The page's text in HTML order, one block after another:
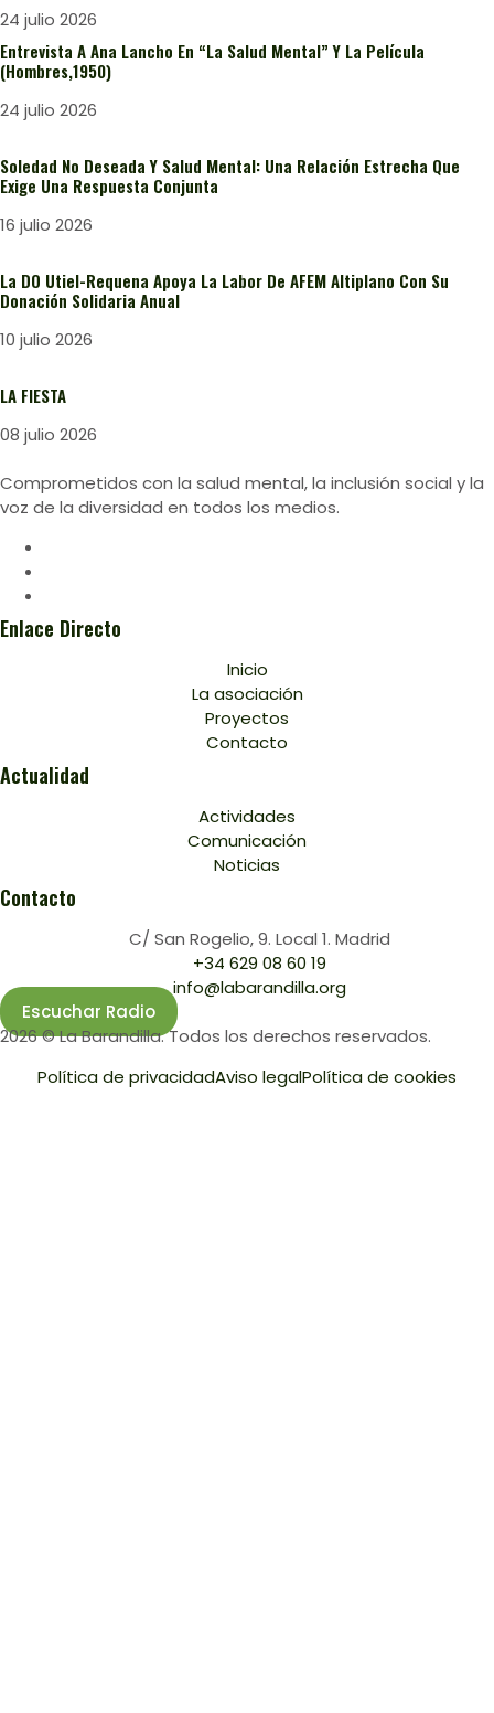
24 julio 2026
Entrevista A Ana Lancho En “La Salud Mental” Y La Película
(Hombres,1950)
24 julio 2026
Soledad No Deseada Y Salud Mental: Una Relación Estrecha Que
Exige Una Respuesta Conjunta
16 julio 2026
La DO Utiel-Requena Apoya La Labor De AFEM Altiplano Con Su
Donación Solidaria Anual
10 julio 2026
LA FIESTA
08 julio 2026
Comprometidos con la salud mental, la inclusión social y la
voz de la diversidad en todos los medios.
Enlace Directo
Inicio
La asociación
Proyectos
Contacto
Actualidad
Actividades
Comunicación
Noticias
Contacto
C/ San Rogelio, 9. Local 1. Madrid
+34 629 08 60 19
info@labarandilla.org
Escuchar Radio
2026 © La Barandilla. Todos los derechos reservados.
Política de privacidadAviso legalPolítica de cookies